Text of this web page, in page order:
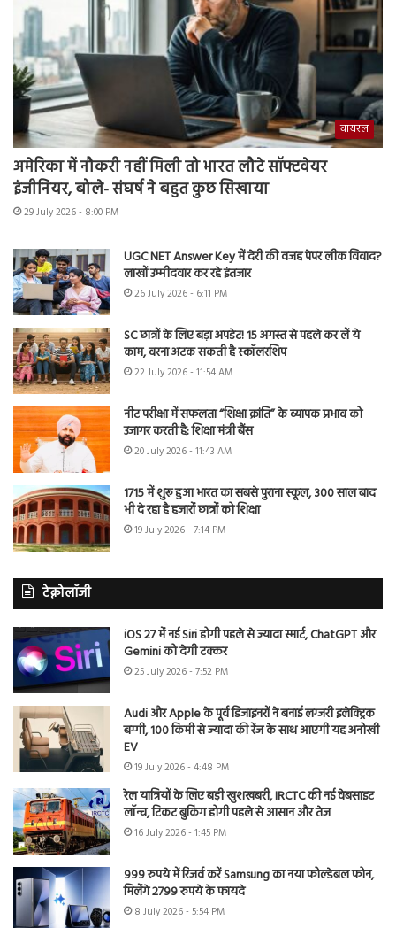
वायरल
अमेरिका में नौकरी नहीं मिली तो भारत लौटे सॉफ्टवेयर
इंजीनियर, बोले- संघर्ष ने बहुत कुछ सिखाया
29 July 2026 - 8:00 PM
UGC NET Answer Key में देरी की वजह पेपर लीक विवाद?
लाखों उम्मीदवार कर रहे इंतजार
26 July 2026 - 6:11 PM
SC छात्रों के लिए बड़ा अपडेट! 15 अगस्त से पहले कर लें ये
काम, वरना अटक सकती है स्कॉलरशिप
22 July 2026 - 11:54 AM
नीट परीक्षा में सफलता “शिक्षा क्रांति” के व्यापक प्रभाव को
उजागर करती है: शिक्षा मंत्री बैंस
20 July 2026 - 11:43 AM
1715 में शुरू हुआ भारत का सबसे पुराना स्कूल, 300 साल बाद
भी दे रहा है हजारों छात्रों को शिक्षा
19 July 2026 - 7:14 PM
टेक्नोलॉजी
iOS 27 में नई Siri होगी पहले से ज्यादा स्मार्ट, ChatGPT और
Gemini को देगी टक्कर
25 July 2026 - 7:52 PM
Audi और Apple के पूर्व डिजाइनरों ने बनाई लग्जरी इलेक्ट्रिक
बग्गी, 100 किमी से ज्यादा की रेंज के साथ आएगी यह अनोखी
EV
19 July 2026 - 4:48 PM
रेल यात्रियों के लिए बड़ी खुशखबरी, IRCTC की नई वेबसाइट
लॉन्च, टिकट बुकिंग होगी पहले से आसान और तेज
16 July 2026 - 1:45 PM
999 रुपये में रिजर्व करें Samsung का नया फोल्डेबल फोन,
मिलेंगे 2799 रुपये के फायदे
8 July 2026 - 5:54 PM